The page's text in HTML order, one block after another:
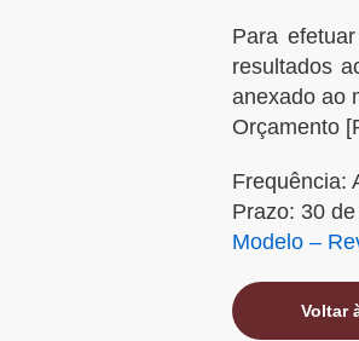
Para
resultados
anexado ao
Orçamento
Frequência:
Prazo: 30
Modelo –
Voltar